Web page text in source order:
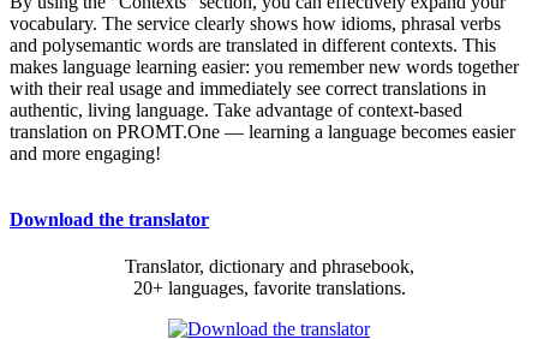
vocabulary. The service clearly shows how idioms, phrasal verbs
and polysemantic words are translated in different contexts. This
makes language learning easier: you remember new words together
with their real usage and immediately see correct translations in
authentic, living language. Take advantage of context-based
translation on PROMT.One — learning a language becomes easier
and more engaging!
Download the translator
Translator, dictionary and phrasebook,
20+ languages, favorite translations.